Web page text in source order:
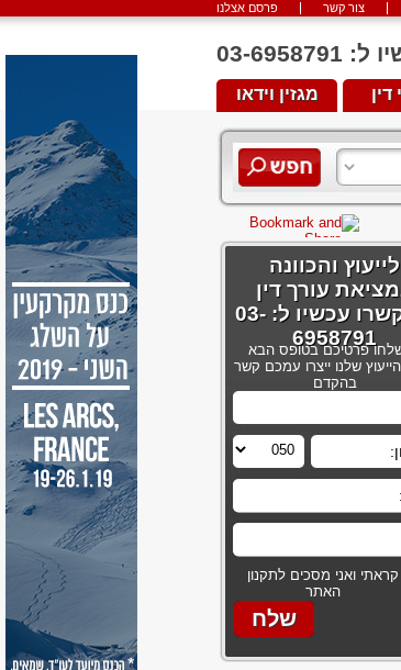
פרסם אצלנו צור קשר
מגזין וידאו דין
לייעוץ והכוונה
עורך דין
התקשרו עכשיו ל: 03-
6958791
פרטיכם בטופס הבא
הייעוץ שלנו ייצרו עמכם קשר
בהקדם
קראתי ואני מסכים לתקנון
האתר